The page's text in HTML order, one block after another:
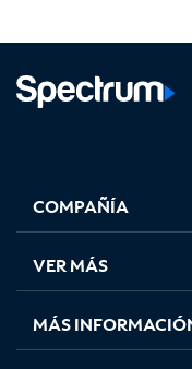
abre
en
pestaña
nueva
abre
en
pestaña
nueva
abre
en
pestaña
nueva
en
nueva
COMPAÑÍA
VER MÁS
MÁS